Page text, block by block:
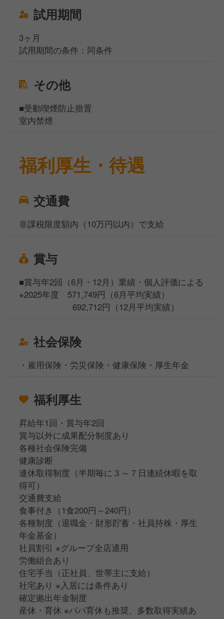
試用期間
3ヶ月
試用期間の条件：同条件
その他
■受動喫煙防止措置
室内禁煙
福利厚生・待遇
交通費
非課税限度額内（10万円以内）で支給
賞与
■賞与年2回（6月・12月）業績・個人評価による
※2025年度 571,749円（6月平均実績）
692,712円（12月平均実績）
社会保険
・雇用保険・労災保険・健康保険・厚生年金
福利厚生
昇給年1回・賞与年2回
賞与以外に成果配分制度あり
各種社会保険完備
健康診断
連休取得制度（半期毎に３～７日連続休暇を取
得可）
交通費支給
食事付き（1食200円～240円）
各種制度（退職金・財形貯蓄・社員持株・厚生
年金基金）
社員割引 ※グループ全店適用
労働組合あり
住宅手当（正社員、世帯主に支給）
社宅あり ※入居には条件あり
確定拠出年金制度
産休・育休 ※パパ育休も推奨、多数取得実績あ